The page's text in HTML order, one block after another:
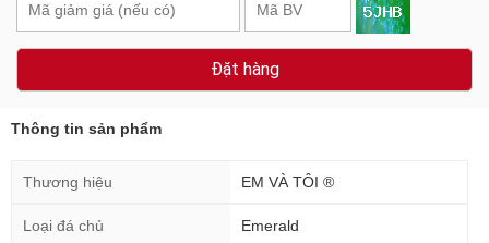
Đặt hàng
Thông tin sản phẩm
Thương hiệu EM VÀ TÔI ®
Loại đá chủ Emerald